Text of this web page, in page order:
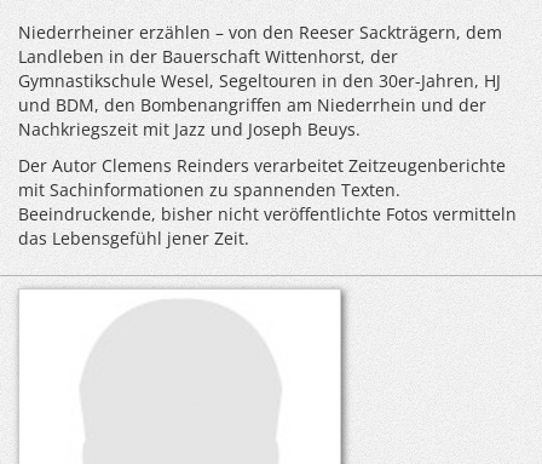
Niederrheiner erzählen – von den Reeser Sackträgern, dem
Landleben in der Bauerschaft Wittenhorst, der
Gymnastikschule Wesel, Segeltouren in den 30er-Jahren, HJ
und BDM, den Bombenangriffen am Niederrhein und der
Nachkriegszeit mit Jazz und Joseph Beuys.
Der Autor Clemens Reinders verarbeitet Zeitzeugenberichte
mit Sachinformationen zu spannenden Texten.
Beeindruckende, bisher nicht veröffentlichte Fotos vermitteln
das Lebensgefühl jener Zeit.